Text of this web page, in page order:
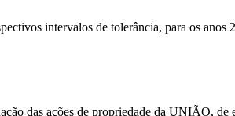
intervalos de tolerância, para os anos
das ações de propriedade da UNIÃO,